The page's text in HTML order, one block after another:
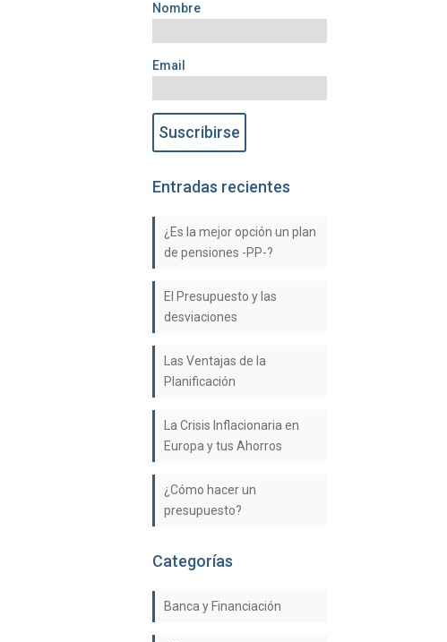
Nombre
Email
Entradas recientes
¿Es la mejor opción un plan
de pensiones -PP-?
El Presupuesto y las
desviaciones
Las Ventajas de la
Planificación
La Crisis Inflacionaria en
Europa y tus Ahorros
¿Cómo hacer un
presupuesto?
Categorías
Banca y Financiación